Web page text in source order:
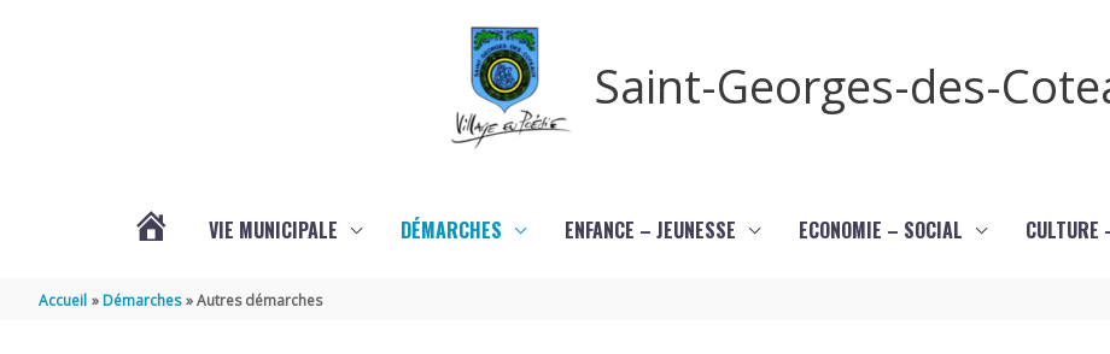
Saint-Georges-des-
VIE MUNICIPALE DÉMARCHES ENFANCE – JEUNESSE ECONOMIE – SOCIAL
Accueil Démarches Autres démarches